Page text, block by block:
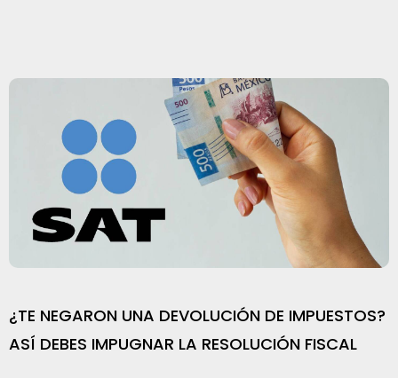
¿TE NEGARON UNA DEVOLUCIÓN DE IMPUESTOS?
ASÍ DEBES IMPUGNAR LA RESOLUCIÓN FISCAL